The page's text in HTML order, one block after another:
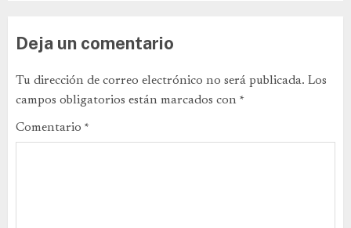
Deja un comentario
Tu dirección de correo electrónico no será publicada. Los
campos obligatorios están marcados con *
Comentario *